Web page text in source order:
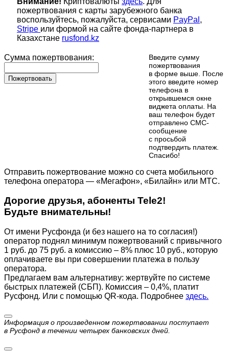
пожертвования с карты зарубежного банка
воспользуйтесь, пожалуйста, сервисами PayPal ,
Stripe или формой на сайте фонда-партнера в
Казахстане rusfond.kz
Сумма пожертвования:
Пожертвовать
Введите сумму
пожертвования
в форме выше. После
этого введите номер
телефона в
открывшемся окне
виджета оплаты. На
ваш телефон будет
отправлено СМС-
сообщение
с просьбой
подтвердить платеж.
Cпасибо!
Отправить пожертвование можно со счета мобильного
телефона оператора — «Мегафон», «Билайн» или МТС.
Дорогие друзья, абоненты Tele2!
Будьте внимательны!
От имени Русфонда (и без нашего на то согласия!)
оператор поднял минимум пожертвований с привычного
1 руб. до 75 руб. а комиссию – 8% плюс 10 руб., которую
оплачиваете вы при совершении платежа в пользу
оператора.
Предлагаем вам альтернативу: жертвуйте по cистеме
быстрых платежей (СБП). Комиссия – 0,4%, платит
Русфонд. Или с помощью QR-кода. Подробнее здесь.
Информация о произведенном пожертвовании поступает
в Русфонд в течении четырех банковских дней.